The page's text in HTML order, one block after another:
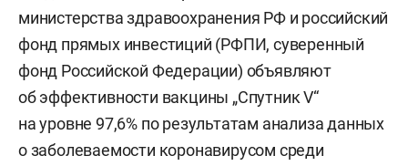
министерства здравоохранения РФ и российский
фонд прямых инвестиций (РФПИ, суверенный
фонд Российской Федерации) объявляют
об эффективности вакцины „Спутник V“
на уровне 97,6% по результатам анализа данных
о заболеваемости коронавирусом среди